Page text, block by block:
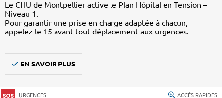
Le CHU de Montpellier active le Plan Hôpital en Tension –
Niveau 1.
Pour garantir une prise en charge adaptée à chacun,
appelez le 15 avant tout déplacement aux urgences.
EN SAVOIR PLUS
URGENCES ACCÈS RAPIDES